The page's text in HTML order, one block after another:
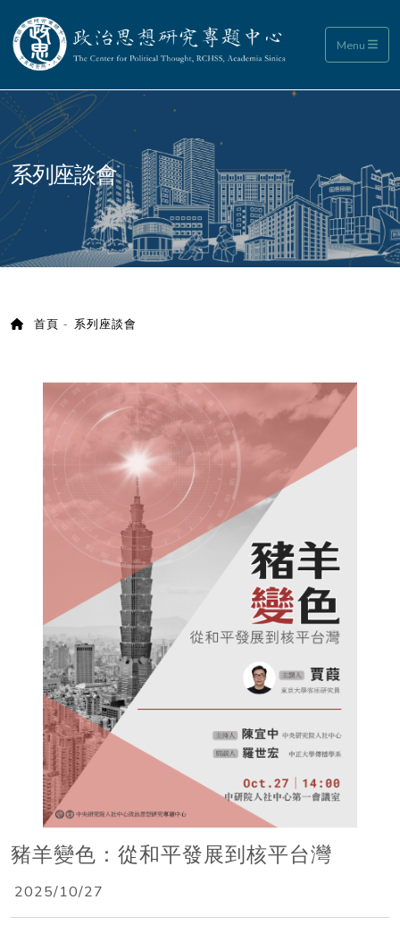
政治思想研究專題中心 Menu
:::
系列座談會
首頁 系列座談會
豬羊變色：從和平發展到核平台灣
2025/10/27